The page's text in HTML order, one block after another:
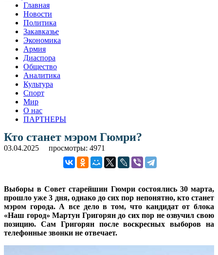
Главная
Новости
Политика
Закавказье
Экономика
Армия
Диаспора
Общество
Аналитика
Культура
Спорт
Мир
О нас
ПАРТНЕРЫ
Кто станет мэром Гюмри?
03.04.2025 просмотры: 4971
Выборы в Совет старейшин Гюмри состоялись 30 марта,
прошло уже 3 дня, однако до сих пор непонятно, кто станет
мэром города. А все дело в том, что кандидат от блока
«Наш город» Мартун Григорян до сих пор не озвучил свою
позицию. Сам Григорян после воскресных выборов на
телефонные звонки не отвечает.